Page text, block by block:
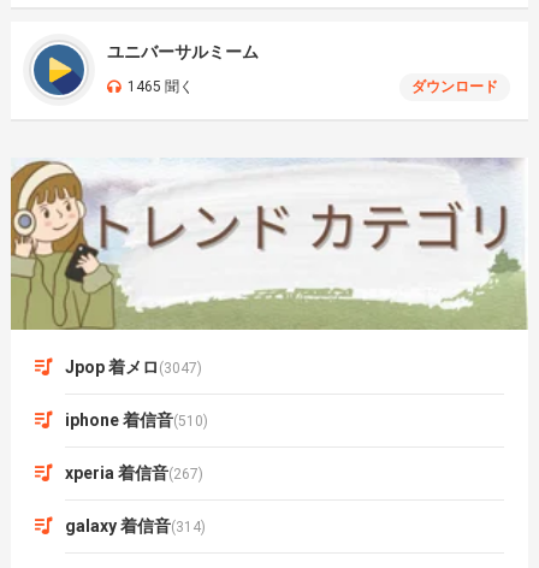
ユニバーサルミーム
1465 聞く ダウンロード
Jpop 着メロ (3047)
iphone 着信音(510)
xperia 着信音(267)
galaxy 着信音(314)